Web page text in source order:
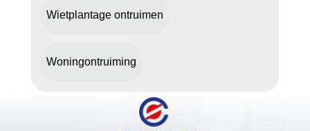
Wietplantage ontruimen
Woningontruiming